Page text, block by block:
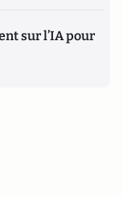
sur l’IA pour